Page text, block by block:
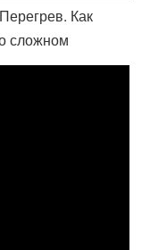
Как
сложном